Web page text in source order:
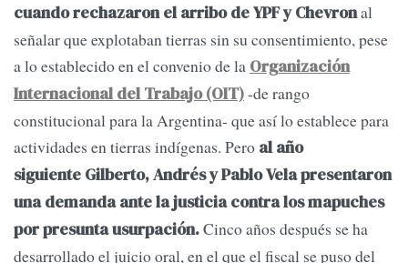
cuando rechazaron el arribo de YPF y Chevronal
señalar que explotaban tierras sin su consentimiento, pese
a lo establecido en el convenio de la Organización
Internacional del Trabajo (OIT)-de rango
constitucional para la Argentina- que así lo establece para
actividades en tierras indígenas. Pero al año
siguiente Gilberto, Andrés y Pablo Vela presentaron
una demanda ante la justicia contra los mapuches
por presunta usurpación.Cinco años después se ha
desarrollado el juicio oral, en el que el fiscal se puso del